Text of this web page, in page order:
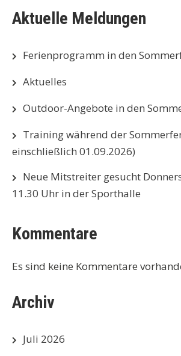
Aktuelle Meldungen
Ferienprogramm in den
Aktuelles
Outdoor-Angebote in den
Training während der
einschließlich 01.09.2026)
Neue Mitstreiter gesucht
11.30 Uhr in der Sporthalle
Kommentare
Es sind keine Kommentare
Archiv
Juli 2026